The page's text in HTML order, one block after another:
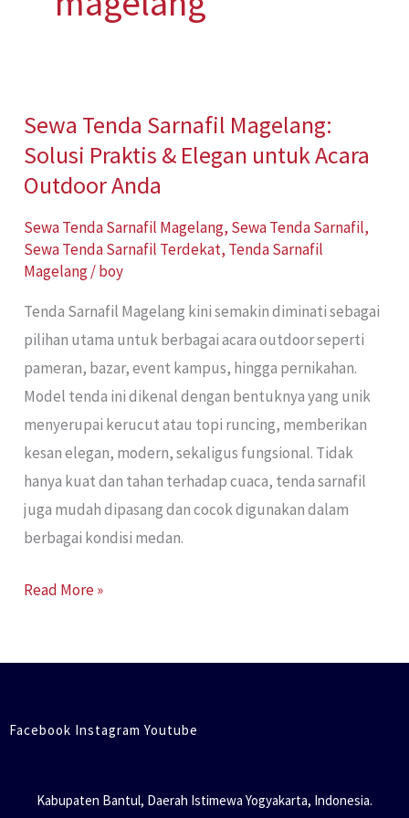
Sewa Tenda Sarnafil Magelang:
Solusi Praktis & Elegan untuk Acara
Outdoor Anda
Sewa Tenda Sarnafil Magelang, Sewa Tenda Sarnafil,
Sewa Tenda Sarnafil Terdekat, Tenda Sarnafil
Magelang/boy
Tenda Sarnafil Magelang kini semakin diminati sebagai
pilihan utama untuk berbagai acara outdoor seperti
pameran, bazar, event kampus, hingga pernikahan.
Model tenda ini dikenal dengan bentuknya yang unik
menyerupai kerucut atau topi runcing, memberikan
kesan elegan, modern, sekaligus fungsional. Tidak
hanya kuat dan tahan terhadap cuaca, tenda sarnafil
juga mudah dipasang dan cocok digunakan dalam
berbagai kondisi medan.
Sewa
Tenda
Sarnafil
Solusi
Praktis
Elegan
untuk
Acara
Outdoor
Anda
Read More »
Facebook Instagram Youtube
Kabupaten Bantul, Daerah Istimewa Yogyakarta, Indonesia.